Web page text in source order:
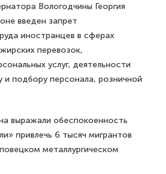
Вологодчины Георгия
введен запрет
иностранцев в сферах
перевозок,
услуг, деятельности
и подбору персонала, розничной
выражали обеспокоенность
привлечь 6 тысяч мигрантов
металлургическом